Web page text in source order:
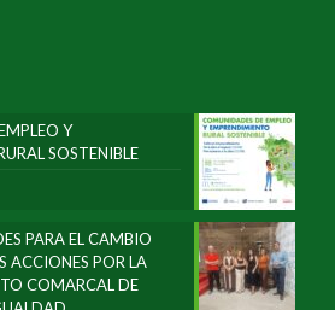
Y
SOSTENIBLE
PARA EL CAMBIO
ACCIONES POR LA
COMARCAL DE